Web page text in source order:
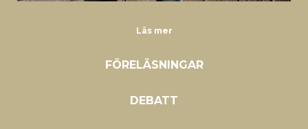
Läs mer
FÖRELÄSNINGAR
DEBATT